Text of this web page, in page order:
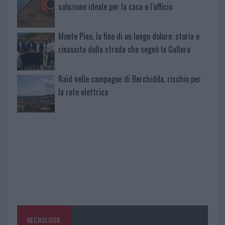
soluzione ideale per la casa e l’ufficio
Monte Pino, la fine di un lungo dolore: storia e
rinascita della strada che segnò la Gallura
Raid nelle campagne di Berchidda, rischio per
la rete elettrica
NECROLOGIE